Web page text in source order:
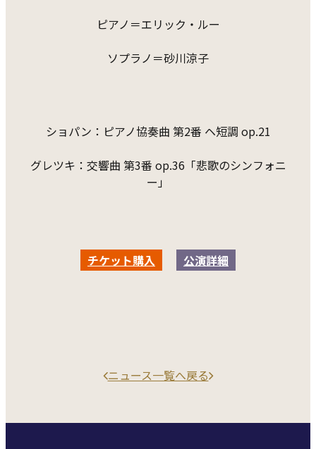
ピアノ＝エリック・ルー
ソプラノ＝砂川涼子
ショパン：ピアノ協奏曲 第2番 ヘ短調 op.21
グレツキ：交響曲 第3番 op.36「悲歌のシンフォニ
ー」
チケット購入 公演詳細
ニュース一覧へ戻る